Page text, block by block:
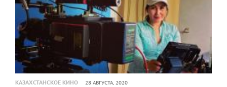
КАЗАХСТАНСКОЕ КИНО 28 АВГУСТА, 2020